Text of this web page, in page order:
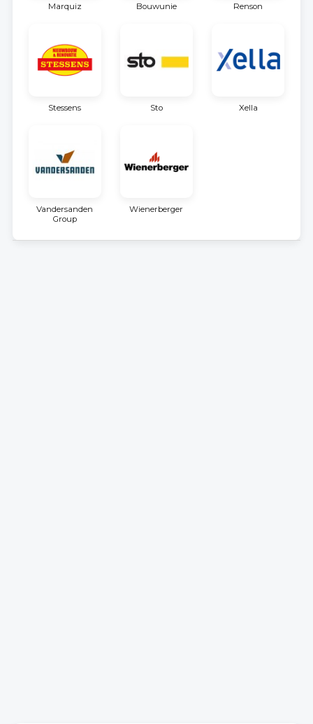
Marquiz Bouwunie Renson
Stessens Sto Xella
Vandersanden
Group
Wienerberger